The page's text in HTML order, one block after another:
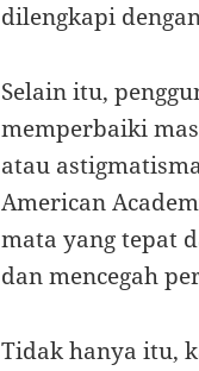
dilengkapi
Selain itu,
memperbaiki
atau
American
mata yang tepat
dan mencegah
Tidak hanya itu,